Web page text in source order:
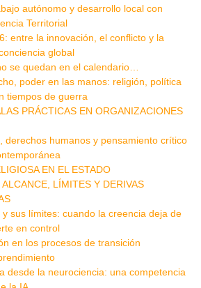
autónomo y desarrollo local con
Territorial
entre la innovación, el conflicto y la
global
se quedan en el calendario…
poder en las manos: religión, política
tiempos de guerra
PRÁCTICAS EN ORGANIZACIONES
derechos humanos y pensamiento crítico
EN EL ESTADO
LÍMITES Y DERIVAS
sus límites: cuando la creencia deja de
en control
en los procesos de transición
desde la neurociencia: una competencia